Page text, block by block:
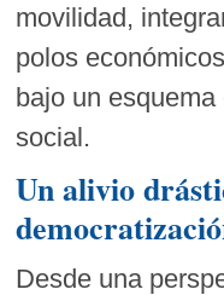
movilidad,
polos
bajo un
social.
Un alivio
Desde una